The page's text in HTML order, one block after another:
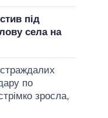
під
села на
по
зросла,